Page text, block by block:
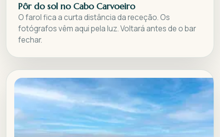
Pôr do sol no Cabo Carvoeiro
O farol fica a curta distância da receção. Os
fotógrafos vêm aqui pela luz. Voltará antes de o bar
fechar.